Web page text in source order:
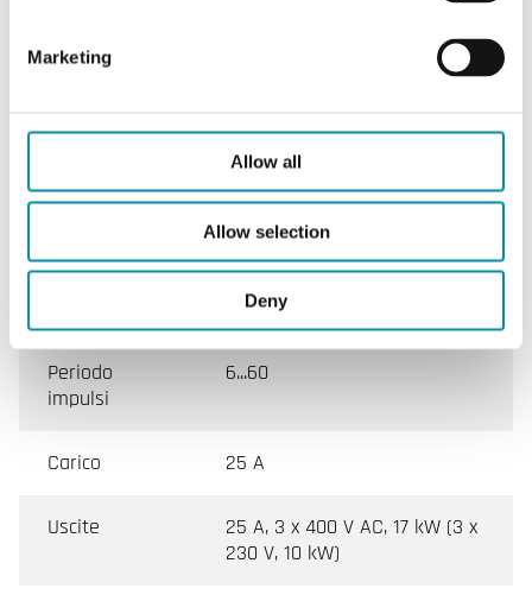
Marketing
Allow all
Allow selection
Deny
Grado di
protezione
Banda
Controllo di temperatura aria
di mandata: 20 K, fisso
Controllo di temperatura
Tempo
6 min, fisso
Periodo
impulsi
6...60
Carico 25 A
Uscite
25 A, 3 x 400 V AC, 17 kW (3 x
230 V, 10 kW)